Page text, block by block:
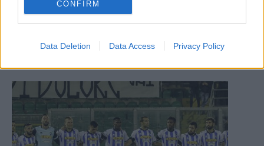
CONFIRM
Data Deletion Data Access Privacy Policy
Il capolavoro dell'uomo col baffo
15.05.2019 EDITORIALE